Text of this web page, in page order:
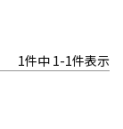
1件中 1-1件表示